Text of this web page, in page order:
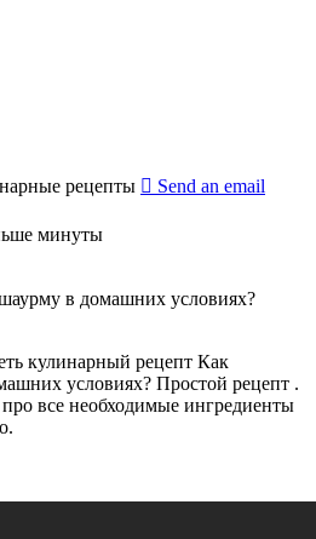
рецепты
Send an email
минуты
кулинарный рецепт Как
условиях? Простой рецепт .
все необходимые ингредиенты